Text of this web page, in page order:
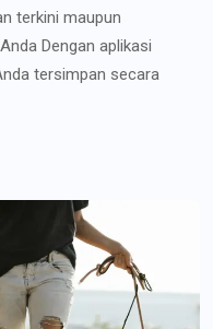
terkini maupun
Dengan aplikasi
tersimpan secara